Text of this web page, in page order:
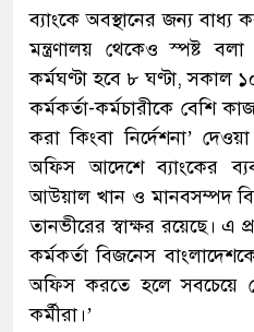
ব্যাংকে অবস্থানের জন্য বাধ্য
মন্ত্রণালয় থেকেও স্পষ্ট
কর্মঘণ্টা হবে ৮ ঘণ্টা, সকাল
কর্মকর্তা-কর্মচারীকে বেশি
করা কিংবা নির্দেশনা’
অফিস আদেশে ব্যাংকের
আউয়াল খান ও মানবসম্পদ
তানভীরের স্বাক্ষর রয়েছে। এ
কর্মকর্তা বিজনেস
অফিস করতে হলে সবচেয়ে
কর্মীরা।’